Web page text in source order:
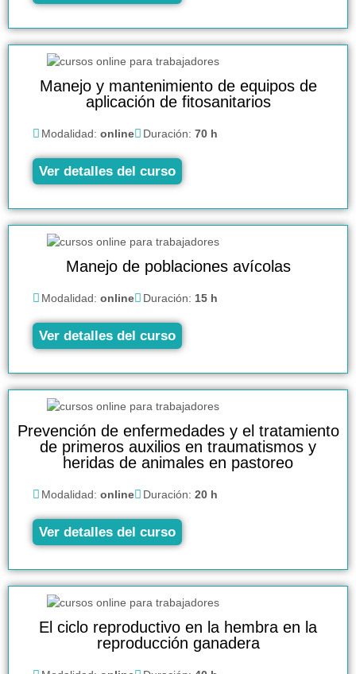
Manejo y mantenimiento de equipos de
aplicación de fitosanitarios
Modalidad: online Duración: 70 h
Ver detalles del curso
Manejo de poblaciones avícolas
Modalidad: online Duración: 15 h
Ver detalles del curso
Prevención de enfermedades y el tratamiento
de primeros auxilios en traumatismos y
heridas de animales en pastoreo
Modalidad: online Duración: 20 h
Ver detalles del curso
El ciclo reproductivo en la hembra en la
reproducción ganadera